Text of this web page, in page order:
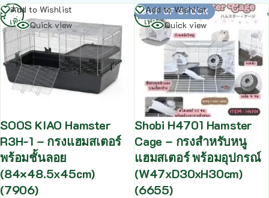
Add to Wishlist
Quick view
SOOS KIAO Hamster
R3H-1 – กรงแฮมสเตอร์
พร้อมชั้นลอย
(84×48.5x45cm)
(7906)
อ่าน
เพิ่ม
OUT OF STOCK
Add to Wishlist
Quick view
Shobi H4701 Hamster
Cage – กรงสำหรับหนู
แฮมสเตอร์ พร้อมอุปกรณ์
(W47xD30xH30cm)
(6655)
อ่าน
เพิ่ม